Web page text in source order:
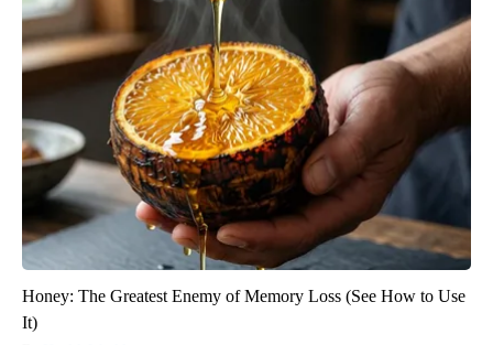
Honey: The Greatest Enemy of Memory Loss (See How to Use
It)